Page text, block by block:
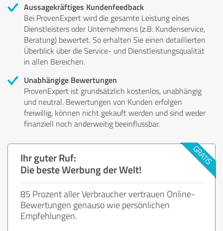
Aussagekräftiges Kundenfeedback
Bei ProvenExpert wird die gesamte Leistung eines
Dienstleisters oder Unternehmens (z.B. Kundenservice,
Beratung) bewertet. So erhalten Sie einen detaillierten
Überblick über die Service- und Dienstleistungsqualität
in allen Bereichen.
Unabhängige Bewertungen
ProvenExpert ist grundsätzlich kostenlos, unabhängig
und neutral. Bewertungen von Kunden erfolgen
freiwillig, können nicht gekauft werden und sind weder
finanziell noch anderweitig beeinflussbar.
Ihr guter Ruf:
Die beste Werbung der Welt!
85 Prozent aller Verbraucher vertrauen Online-
Bewertungen genauso wie persönlichen
Empfehlungen.